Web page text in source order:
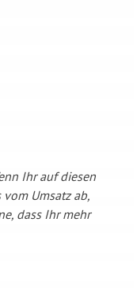
Ihr auf diesen
Umsatz ab,
dass Ihr mehr